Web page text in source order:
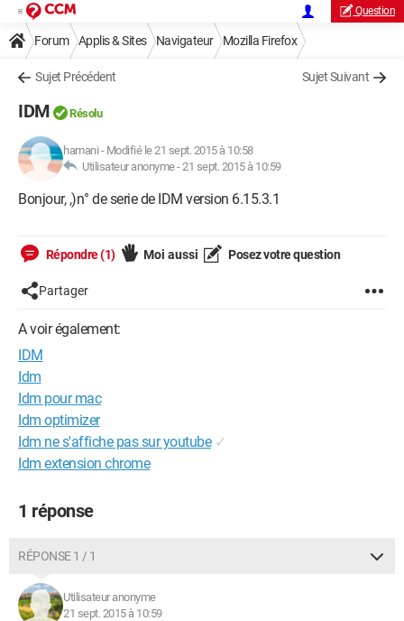
Question
Forum Applis & Sites Navigateur Mozilla Firefox
Sujet Précédent Sujet Suivant
IDM Résolu
hamani - Modifié le 21 sept. 2015 à 10:58
Utilisateur anonyme -21 sept. 2015 à 10:59
Bonjour, ,)n° de serie de IDM version 6.15.3.1
Répondre (1) Moi aussi Posez votre question
Partager
A voir également:
IDM
Idm
Idm pour mac
Idm optimizer
Idm ne s'affiche pas sur youtube ✓
Idm extension chrome
1 réponse
RÉPONSE 1 / 1
Utilisateur anonyme
21 sept. 2015 à 10:59